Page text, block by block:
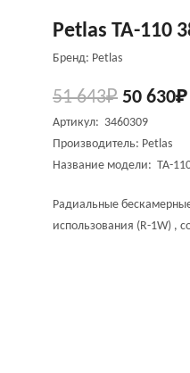
Petlas TA-110
Бренд: Petlas
51 643₽ 50 630₽
Артикул: 3460309
Производитель: Petlas
Название модели: TA-
Радиальные
использования (R-1W) ,